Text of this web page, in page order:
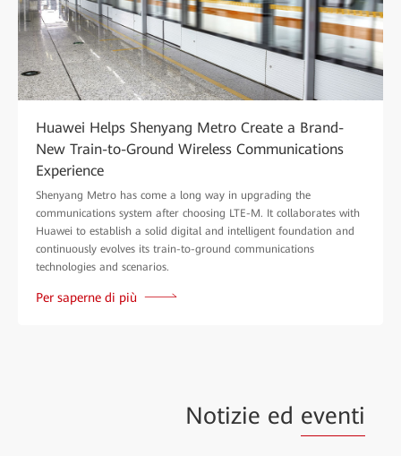
Huawei Helps Shenyang Metro Create a Brand-
New Train-to-Ground Wireless Communications
Experience
Shenyang Metro has come a long way in upgrading the
communications system after choosing LTE-M. It collaborates with
Huawei to establish a solid digital and intelligent foundation and
continuously evolves its train-to-ground communications
technologies and scenarios.
Per saperne di più
Notizie ed eventi